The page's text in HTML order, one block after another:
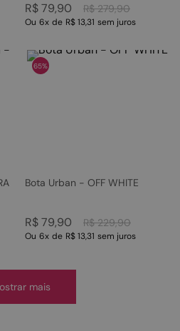
R$ 279,90
R$79,90
Ou 6x de R$ 13,31 sem juros
65%
Bota Urban - OFF WHITE
R$ 229,90
R$79,90
Ou 6x de R$ 13,31 sem juros
mais